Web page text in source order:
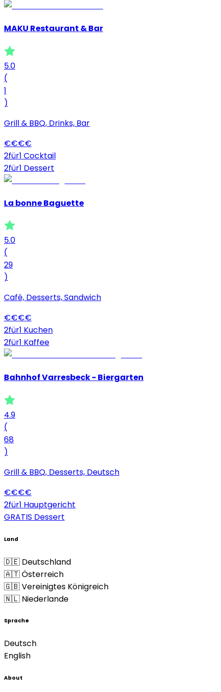
MAKU Restaurant & Bar
5.0
(
1
)
Grill & BBQ, Drinks, Bar
€€€€
2für1 Cocktail
2für1 Dessert
La bonne Baguette
5.0
(
29
)
Café, Desserts, Sandwich
€€€€
2für1 Kuchen
2für1 Kaffee
Bahnhof Varresbeck - Biergarten
4.9
(
68
)
Grill & BBQ, Desserts, Deutsch
€€€€
2für1 Hauptgericht
GRATIS Dessert
Land
🇩🇪 Deutschland
🇦🇹 Österreich
🇬🇧 Vereinigtes Königreich
🇳🇱 Niederlande
Sprache
Deutsch
English
About